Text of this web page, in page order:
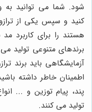
شود. شما می توانید به
کنید و سپس یکی از
هستند را برای کاربرد
برندهای متنوعی تولید
آزمایشگاهی باید برند
اطمینان خاطر داشته
پند، پیام توزین و ...
تولید می کنند.